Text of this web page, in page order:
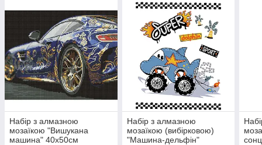
Набір з алмазною
мозаїкою "Вишукана
машина" 40х50см
Набір з алмазною
мозаїкою (вибірковою)
"Машина-дельфін"